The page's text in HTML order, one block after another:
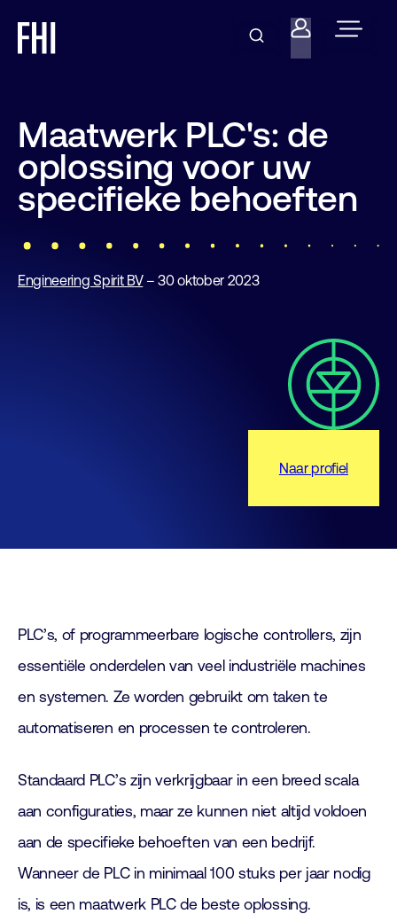
Maatwerk PLC's: de
oplossing voor uw
specifieke behoeften
Engineering Spirit BV– 30 oktober 2023
Naar profiel
PLC’s, of programmeerbare logische controllers, zijn
essentiële onderdelen van veel industriële machines
en systemen. Ze worden gebruikt om taken te
automatiseren en processen te controleren.
Standaard PLC’s zijn verkrijgbaar in een breed scala
aan configuraties, maar ze kunnen niet altijd voldoen
aan de specifieke behoeften van een bedrijf.
Wanneer de PLC in minimaal 100 stuks per jaar nodig
is, is een maatwerk PLC de beste oplossing.